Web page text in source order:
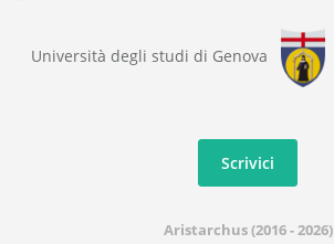
Università degli studi di Genova
Scrivici
Aristarchus (2016 - 2026)